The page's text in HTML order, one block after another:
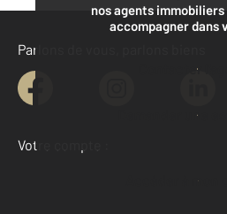
nos agents
accompagner dans
Contacter
Demander une
Parlons de vous, parlons biens
Votre compte :
Accéder à mon